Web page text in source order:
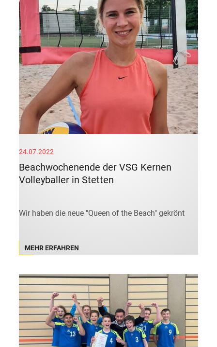
24.07.2022
Beachwochenende der VSG Kernen
Volleyballer in Stetten
Wir haben die neue "Queen of the Beach" gekrönt
MEHR ERFAHREN